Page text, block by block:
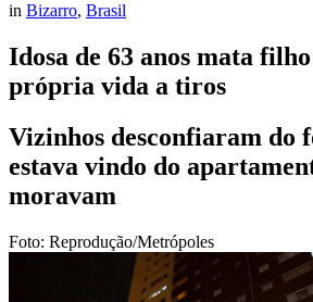
in Bizarro, Brasil
Idosa de 63 anos mata
própria vida a tiros
Vizinhos desconfiaram do
estava vindo do
moravam
Foto: Reprodução/Metrópoles